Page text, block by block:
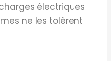
électriques
ne les tolèrent